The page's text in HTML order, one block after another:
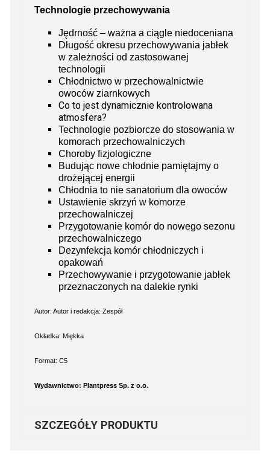
Technologie przechowywania
Jędrność – ważna a ciągle niedoceniana
Długość okresu przechowywania jabłek
w zależności od zastosowanej
technologii
Chłodnictwo w przechowalnictwie
owoców ziarnkowych
Co to jest dynamicznie kontrolowana
atmosfera?
Technologie pozbiorcze do stosowania w
komorach przechowalniczych
Choroby fizjologiczne
Budując nowe chłodnie pamiętajmy o
drożejącej energii
Chłodnia to nie sanatorium dla owoców
Ustawienie skrzyń w komorze
przechowalniczej
Przygotowanie komór do nowego sezonu
przechowalniczego
Dezynfekcja komór chłodniczych i
opakowań
Przechowywanie i przygotowanie jabłek
przeznaczonych na dalekie rynki
Autor: Autor i redakcja: Zespół
Okładka: Miękka
Format: C5
Wydawnictwo: Plantpress Sp. z o.o.
SZCZEGÓŁY PRODUKTU